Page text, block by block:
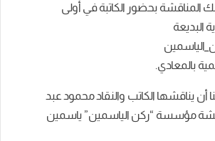
المناقشة بحضور الكاتبة في أولى
البديعة
بالمعادي.
أن يناقشها الكاتب والنقاد محمود عبد
مؤسسة “ركن الياسمين” ياسمين